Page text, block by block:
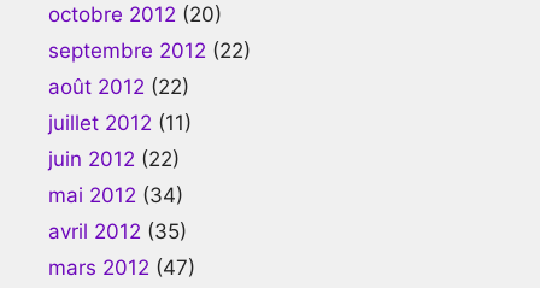
octobre 2012 (20)
septembre 2012 (22)
août 2012 (22)
juillet 2012 (11)
juin 2012 (22)
mai 2012 (34)
avril 2012 (35)
mars 2012 (47)